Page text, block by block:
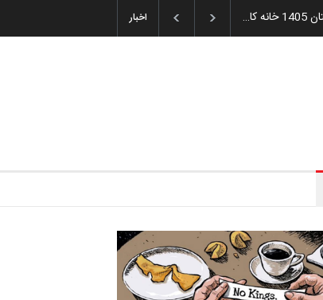
اخبار
آغاز دوره‌های تخصصی فصل تابستان 1405 خانه کا… جوایز سوم…